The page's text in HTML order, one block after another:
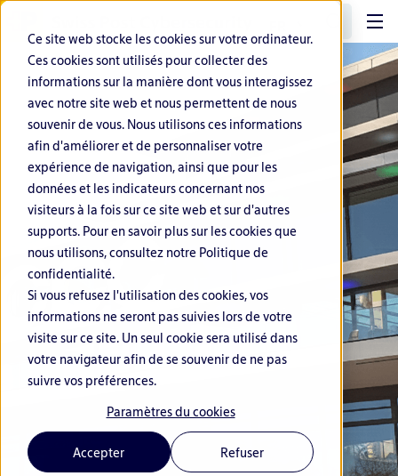
Ce site web stocke les cookies sur votre ordinateur.
Ces cookies sont utilisés pour collecter des
informations sur la manière dont vous interagissez
avec notre site web et nous permettent de nous
souvenir de vous. Nous utilisons ces informations
afin d'améliorer et de personnaliser votre
expérience de navigation, ainsi que pour les
données et les indicateurs concernant nos
visiteurs à la fois sur ce site web et sur d'autres
supports. Pour en savoir plus sur les cookies que
nous utilisons, consultez notre Politique de
confidentialité.
Si vous refusez l'utilisation des cookies, vos
informations ne seront pas suivies lors de votre
visite sur ce site. Un seul cookie sera utilisé dans
votre navigateur afin de se souvenir de ne pas
suivre vos préférences.
Paramètres du cookies
Accepter Refuser